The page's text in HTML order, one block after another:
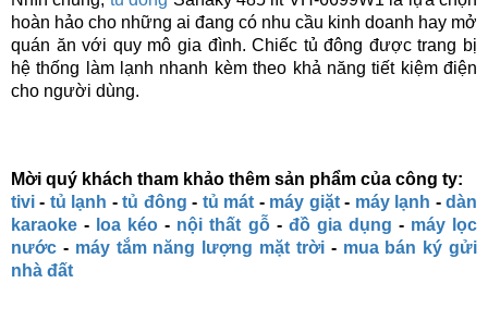
hoàn hảo cho những ai đang có nhu cầu kinh doanh hay mở
quán ăn với quy mô gia đình. Chiếc tủ đông được trang bị
hệ thống làm lạnh nhanh kèm theo khả năng tiết kiệm điện
cho người dùng.
Mời quý khách tham khảo thêm sản phẩm của công ty:
tivi - tủ lạnh -tủ đông - tủ mát - máy giặt- máy lạnh -dàn
karaoke - loa kéo - nội thất gỗ- đồ gia dụng - máy lọc
nước - máy tắm năng lượng mặt trời- mua bán ký gửi
nhà đất